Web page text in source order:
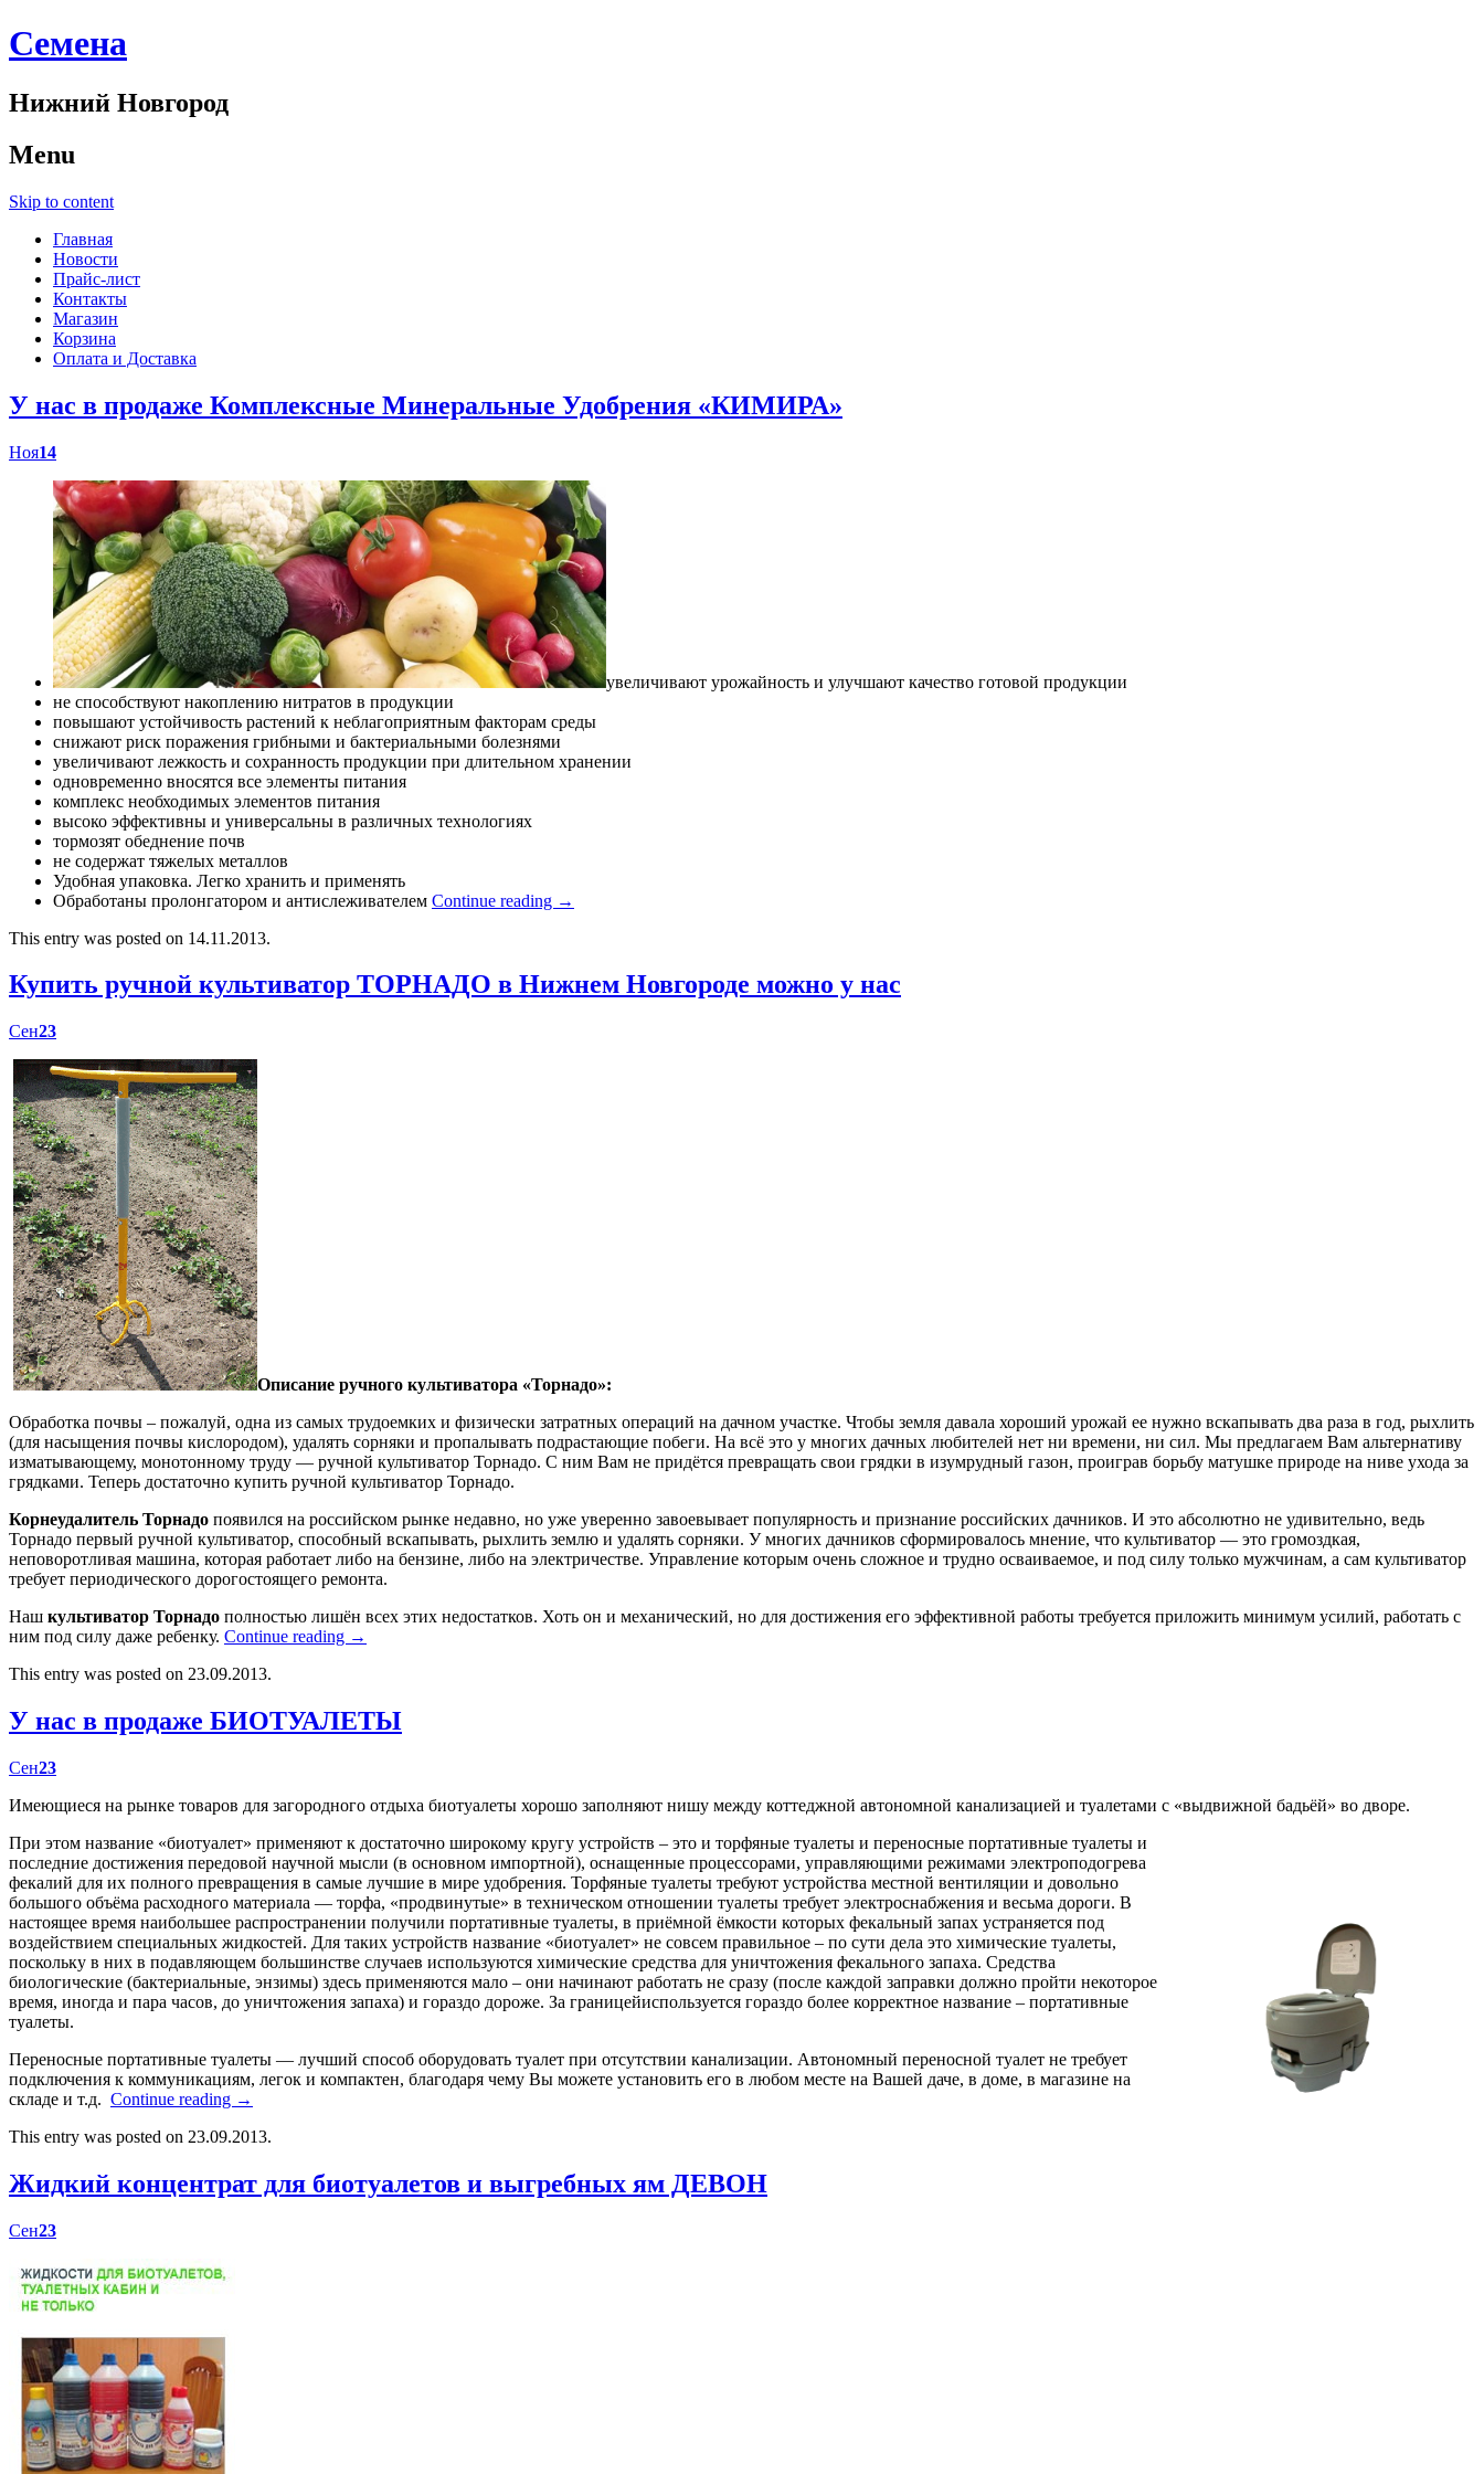
Cемена
Нижний Новгород
Menu
Skip to content
Главная
Новости
Прайс-лист
Контакты
Магазин
Корзина
Оплата и Доставка
У нас в продаже Комплексные Минеральные Удобрения «КИМИРА»
Ноя14
увеличивают урожайность и улучшают качество готовой продукции
не способствуют накоплению нитратов в продукции
повышают устойчивость растений к неблагоприятным факторам среды
снижают риск поражения грибными и бактериальными болезнями
увеличивают лежкость и сохранность продукции при длительном хранении
одновременно вносятся все элементы питания
комплекс необходимых элементов питания
высоко эффективны и универсальны в различных технологиях
тормозят обеднение почв
не содержат тяжелых металлов
Удобная упаковка. Легко хранить и применять
Обработаны пролонгатором и антислеживателем Continue reading →
This entry was posted on 14.11.2013.
Купить ручной культиватор ТОРНАДО в Нижнем Новгороде можно у нас
Сен23
Описание ручного культиватора «Торнадо»:
Обработка почвы – пожалуй, одна из самых трудоемких и физически затратных операций на дачном участке. Чтобы земля давала хороший урожай ее нужно вскапывать два раза в год, рыхлить
(для насыщения почвы кислородом), удалять сорняки и пропалывать подрастающие побеги. На всё это у многих дачных любителей нет ни времени, ни сил. Мы предлагаем Вам альтернативу
изматывающему, монотонному труду — ручной культиватор Торнадо. С ним Вам не придётся превращать свои грядки в изумрудный газон, проиграв борьбу матушке природе на ниве ухода за
грядками. Теперь достаточно купить ручной культиватор Торнадо.
Корнеудалитель Торнадо появился на российском рынке недавно, но уже уверенно завоевывает популярность и признание российских дачников. И это абсолютно не удивительно, ведь
Торнадо первый ручной культиватор, способный вскапывать, рыхлить землю и удалять сорняки. У многих дачников сформировалось мнение, что культиватор — это громоздкая,
неповоротливая машина, которая работает либо на бензине, либо на электричестве. Управление которым очень сложное и трудно осваиваемое, и под силу только мужчинам, а сам культиватор
требует периодического дорогостоящего ремонта.
Наш культиватор Торнадо полностью лишён всех этих недостатков. Хоть он и механический, но для достижения его эффективной работы требуется приложить минимум усилий, работать с
ним под силу даже ребенку. Continue reading →
This entry was posted on 23.09.2013.
У нас в продаже БИОТУАЛЕТЫ
Сен23
Имеющиеся на рынке товаров для загородного отдыха биотуалеты хорошо заполняют нишу между коттеджной автономной канализацией и туалетами с «выдвижной бадьёй» во дворе.
При этом название «биотуалет» применяют к достаточно широкому кругу устройств – это и торфяные туалеты и переносные портативные туалеты и
последние достижения передовой научной мысли (в основном импортной), оснащенные процессорами, управляющими режимами электроподогрева
фекалий для их полного превращения в самые лучшие в мире удобрения. Торфяные туалеты требуют устройства местной вентиляции и довольно
большого объёма расходного материала — торфа, «продвинутые» в техническом отношении туалеты требует электроснабжения и весьма дороги. В
настоящее время наибольшее распространении получили портативные туалеты, в приёмной ёмкости которых фекальный запах устраняется под
воздействием специальных жидкостей. Для таких устройств название «биотуалет» не совсем правильное – по сути дела это химические туалеты,
поскольку в них в подавляющем большинстве случаев используются химические средства для уничтожения фекального запаха. Средства
биологические (бактериальные, энзимы) здесь применяются мало – они начинают работать не сразу (после каждой заправки должно пройти некоторое
время, иногда и пара часов, до уничтожения запаха) и гораздо дороже. За границейиспользуется гораздо более корректное название – портативные
туалеты.
Переносные портативные туалеты — лучший способ оборудовать туалет при отсутствии канализации. Автономный переносной туалет не требует
подключения к коммуникациям, легок и компактен, благодаря чему Вы можете установить его в любом месте на Вашей даче, в доме, в магазине на
складе и т.д. Continue reading →
This entry was posted on 23.09.2013.
Жидкий концентрат для биотуалетов и выгребных ям ДЕВОН
Сен23